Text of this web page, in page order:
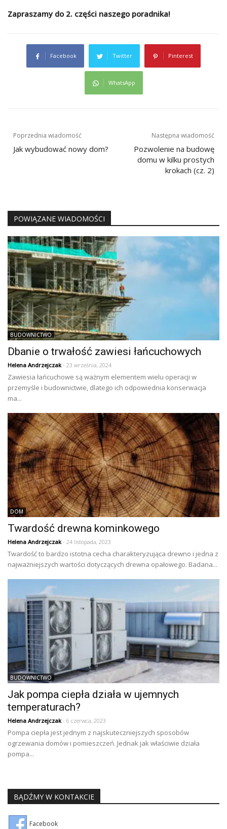
Zapraszamy do 2. części naszego poradnika!
Facebook Twitter Pinterest
WhatsApp
Nawigacja
wpisu
Poprzednia wiadomość
Jak wybudować nowy dom?
Następna wiadomość
Pozwolenie na budowę
domu w kilku prostych
krokach (cz. 2)
POWIĄZANE WIADOMOŚCI
BUDOWNICTWO
Dbanie o trwałość zawiesi łańcuchowych
Helena Andrzejczak- 23 września, 2024
Zawiesia łańcuchowe są ważnym elementem wielu operacji w
przemyśle i budownictwie, dlatego ich odpowiednia konserwacja
ma...
DOM
Twardość drewna kominkowego
Helena Andrzejczak- 24 listopada, 2023
Twardość to bardzo istotna cecha charakteryzująca drewno i jedna z
najważniejszych wartości dotyczących drewna opałowego. Badana...
BUDOWNICTWO
Jak pompa ciepła działa w ujemnych
temperaturach?
Helena Andrzejczak- 6 czerwca, 2023
Pompa ciepła jest jednym z najskuteczniejszych sposobów
ogrzewania domów i pomieszczeń. Jednak jak właściwie działa
pompa...
BĄDŹMY W KONTAKCIE
Facebook